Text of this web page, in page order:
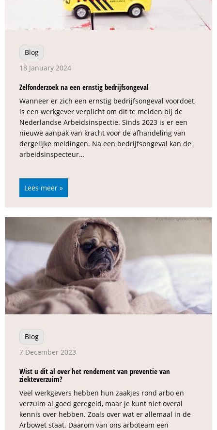
Blog
18 January 2024
Zelfonderzoek na een ernstig bedrijfsongeval
Wanneer er zich een ernstig bedrijfsongeval voordoet,
is een werkgever verplicht om dit te melden bij de
Nederlandse Arbeidsinspectie. Sinds 2023 is er een
nieuwe aanpak van kracht voor de afhandeling van
dergelijke meldingen. Na een bedrijfsongeval kan de
arbeidsinspecteur…
Lees meer »
Blog
7 December 2023
Wist u dit al over het rendement van preventie van
ziekteverzuim?
Veel werkgevers hebben hun zaakjes rond arbo en
verzuim al goed geregeld, maar je kunt niet overal
kennis over hebben. Zoals over wat er allemaal in de
Arbowet staat. Daarom van ons arboteam een